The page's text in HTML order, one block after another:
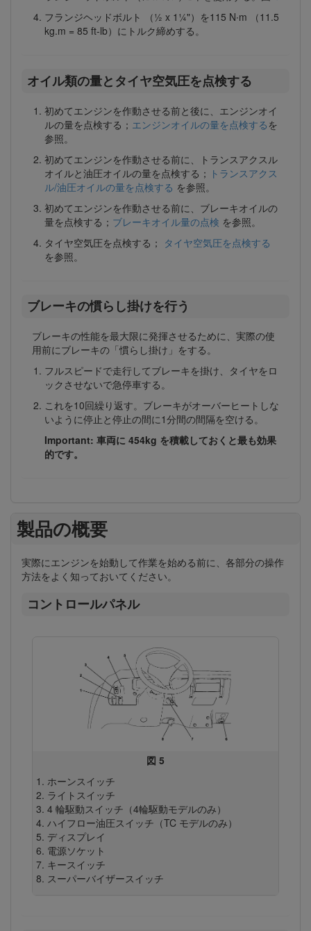
フランジヘッドボルト （½ x 1¼"）を115 N∙m （11.5
kg.m = 85 ft-lb）にトルク締めする。
オイル類の量とタイヤ空気圧を点検する
初めてエンジンを作動させる前と後に、エンジンオイ
ルの量を点検する； エンジンオイルの量を点検する を
参照。
初めてエンジンを作動させる前に、トランスアクスル
オイルと油圧オイルの量を点検する； トランスアクス
ル/油圧オイルの量を点検する を参照。
初めてエンジンを作動させる前に、ブレーキオイルの
量を点検する； ブレーキオイル量の点検 を参照。
タイヤ空気圧を点検する； タイヤ空気圧を点検する
を参照。
ブレーキの慣らし掛けを行う
ブレーキの性能を最大限に発揮させるために、実際の使
用前にブレーキの「慣らし掛け」をする。
フルスピードで走行してブレーキを掛け、タイヤをロ
ックさせないで急停車する。
これを10回繰り返す。ブレーキがオーバーヒートしな
いように停止と停止の間に1分間の間隔を空ける。
Important: 車両に 454kg を積載しておくと最も効果
的です。
製品の概要
実際にエンジンを始動して作業を始める前に、各部分の操作
方法をよく知っておいてください。
コントロールパネル
図 5
ホーンスイッチ
ライトスイッチ
4 輪駆動スイッチ（4輪駆動モデルのみ）
ハイフロー油圧スイッチ（TC モデルのみ）
ディスプレイ
電源ソケット
キースイッチ
スーパーバイザースイッチ